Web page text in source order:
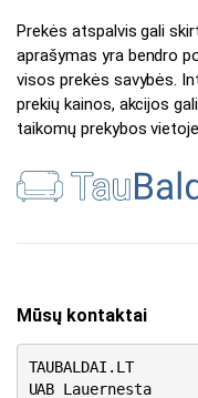
Prekės atspalvis gali
aprašymas yra bendro
visos prekės savybės.
prekių kainos, akcijos
taikomų prekybos
Mūsų kontaktai
TAUBALDAI.LT
UAB Lauernesta